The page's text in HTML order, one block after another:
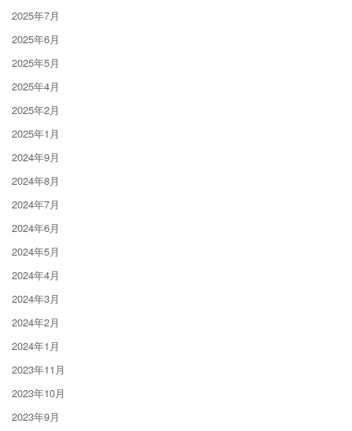
2025年7月
2025年6月
2025年5月
2025年4月
2025年2月
2025年1月
2024年9月
2024年8月
2024年7月
2024年6月
2024年5月
2024年4月
2024年3月
2024年2月
2024年1月
2023年11月
2023年10月
2023年9月